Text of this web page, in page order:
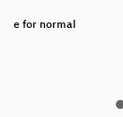
for normal